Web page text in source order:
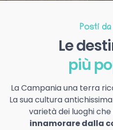
Posti
Le
più
La Campania una terra
La sua cultura
varietà dei luoghi
innamorare dalla